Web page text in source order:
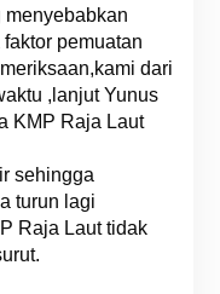
menyebabkan
pemuatan
dari
,lanjut Yunus
KMP Raja Laut
sehingga
turun lagi
Raja Laut tidak